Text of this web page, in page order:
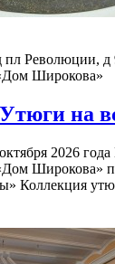
пл Революции, д
Широкова»
на
2026
Широкова»
Коллекция